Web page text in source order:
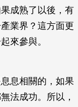
成熟了以後，有
業界？這方面更
來參與。
息相關的，如果
法成功。所以，